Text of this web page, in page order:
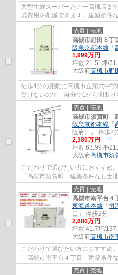
大型生鮮スーパーたこ一高槻店ま
成費用を削減できます。建築条件
ることが可能で、建築についてじ
売買｜売地
高槻市野田３
阪急京都本線 「
1,999万円
坪数:21.51坪/
大阪府高槻市野
徒歩4分の距離に高槻市立第六中
受けないので、自分で1から間取
リアでの不動産探しに関するお悩
売買｜売地
高槻市須賀町
阪急京都本線 「
阪府）」 停歩2
2,380万円
坪数:63.99坪/
大阪府高槻市須
こだわりで選びたい方におすすめ
「高槻市須賀町 建築条件なし土
須賀町店(徒歩3分)がありちょっと
売買｜売地
高槻市南平台
東海道本線 「 摂
口」 停歩2分
2,680万円
坪数:41.7坪/
大阪府高槻市南
こだわりで選びたい方におすすめ
「高槻市南平台４丁目 建築条件
でございます。売地をお探しの方
売買｜売地